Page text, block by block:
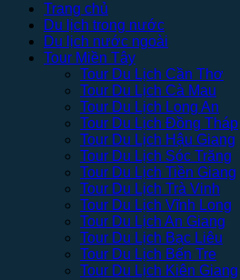
Trang chủ
Du lịch trong nước
Du lịch nước ngoài
Tour Miền Tây
Tour Du Lịch Cần Thơ
Tour Du Lịch Cà Mau
Tour Du Lịch Long An
Tour Du Lịch Đồng Tháp
Tour Du Lịch Hậu Giang
Tour Du Lịch Sóc Trăng
Tour Du Lịch Tiền Giang
Tour Du Lịch Trà Vinh
Tour Du Lịch Vĩnh Long
Tour Du Lịch An Giang
Tour Du Lịch Bạc Liêu
Tour Du Lịch Bến Tre
Tour Du Lịch Kiên Giang